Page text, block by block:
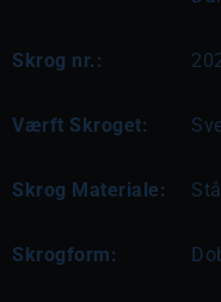
Skrog nr.:
Værft Skroget:
Skrog Materiale:
Skrogform: